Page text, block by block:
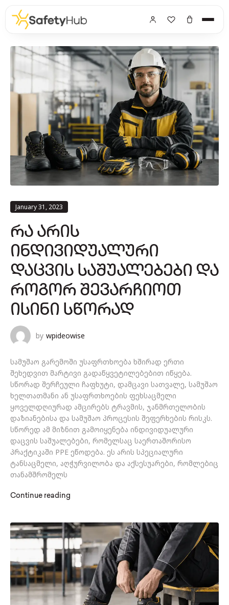
January 31, 2023
ᲠᲐ ᲐᲠᲘᲡ
ᲘᲜᲓᲘᲕᲘᲓᲣᲐᲚᲣᲠᲘ
ᲓᲐᲪᲕᲘᲡ ᲡᲐᲨᲣᲐᲚᲔᲑᲔᲑᲘ ᲓᲐ
ᲠᲝᲒᲝᲠ ᲨᲔᲕᲐᲠᲩᲘᲝᲗ
ᲘᲡᲘᲜᲘ ᲡᲬᲝᲠᲐᲓ
by wpideowise
სამუშაო გარემოში უსაფრთხოება ხშირად ერთი
შეხედვით მარტივი გადაწყვეტილებებით იწყება.
სწორად შერჩეული ჩაფხუტი, დამცავი სათვალე, სამუშაო
ხელთათმანი ან უსაფრთხოების ფეხსაცმელი
ყოველდღიურად ამცირებს ტრავმის, ჯანმრთელობის
დაზიანებისა და სამუშაო პროცესის შეფერხების რისკს.
სწორედ ამ მიზნით გამოიყენება ინდივიდუალური
დაცვის საშუალებები, რომელსაც საერთაშორისო
პრაქტიკაში PPE ეწოდება. ეს არის სპეციალური
ტანსაცმელი, აღჭურვილობა და აქსესუარები, რომლებიც
თანამშრომელს
Continue reading